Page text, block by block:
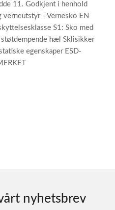
11. Godkjent i henhold
- Vernesko EN
S1: Sko med
hæl Sklisikker
egenskaper ESD-
nyhetsbrev